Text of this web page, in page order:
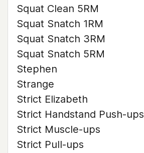
Squat Clean 5RM
Squat Snatch 1RM
Squat Snatch 3RM
Squat Snatch 5RM
Stephen
Strange
Strict Elizabeth
Strict Handstand Push-ups
Strict Muscle-ups
Strict Pull-ups